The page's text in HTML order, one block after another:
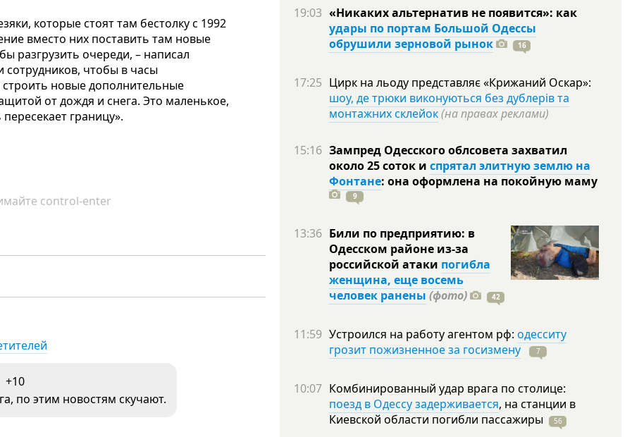
которые стоят там бестолку с 1992
вместо них поставить там новые
разгрузить очереди, – написал
сотрудников, чтобы в часы
новые дополнительные
от дождя и снега. Это маленькое,
границу».
control-enter
+10
по этим новостям скучают.
19:03 «Никаких альтернатив не появится»: как
удары по портам Большой Одессы
обрушили зерновой рынок
16
17:25 Цирк на льоду представляє «Крижаний Оскар»:
шоу, де трюки виконуються без дублерів та
монтажних склейок(на правах реклами)
15:16 Зампред Одесского облсовета захватил
около 25 соток и спрятал элитную землю на
Фонтане: она оформлена на покойную маму
9
13:36 Били по предприятию: в
Одесском районе из-за
российской атаки погибла
женщина, еще восемь
человек ранены (фото) 42
11:59 Устроился на работу агентом рф: одесситу
грозит пожизненное за госизмену
7
10:07 Комбинированный удар врага по столице:
поезд в Одессу задерживается, на станции в
Киевской области погибли пассажиры 56